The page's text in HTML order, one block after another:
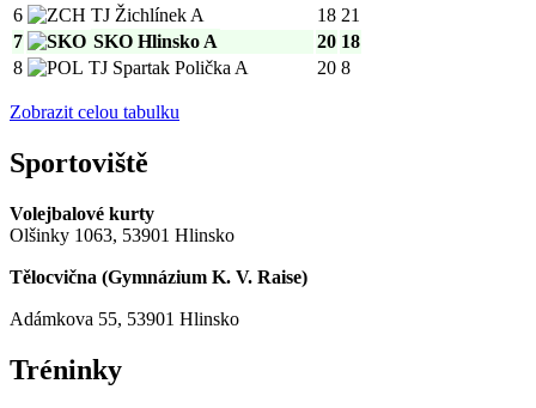
6
TJ Žichlínek A 18 21
7
SKO Hlinsko A 20 18
8
TJ Spartak Polička A 20 8
Zobrazit celou tabulku
Sportoviště
Volejbalové kurty
Olšinky 1063, 53901 Hlinsko
Tělocvična (Gymnázium K. V. Raise)
Adámkova 55, 53901 Hlinsko
Tréninky